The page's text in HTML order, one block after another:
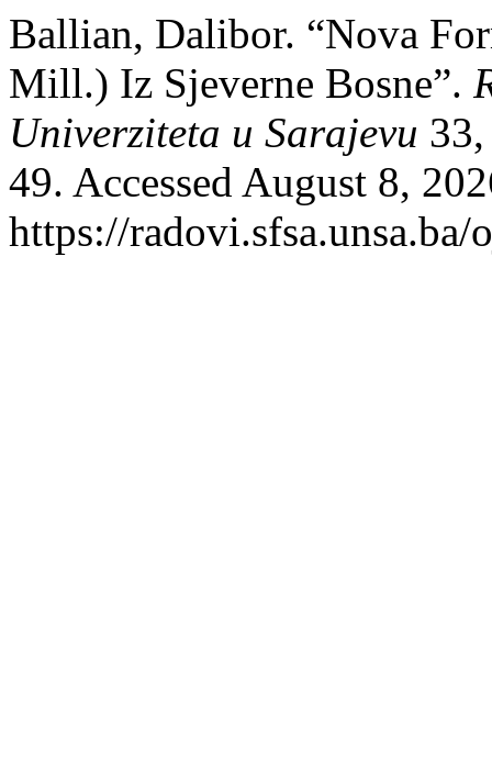
Ballian, Dalibor. “Nova
Mill.) Iz Sjeverne Bosne”.
Univerziteta u Sarajevu
49. Accessed August 8,
https://